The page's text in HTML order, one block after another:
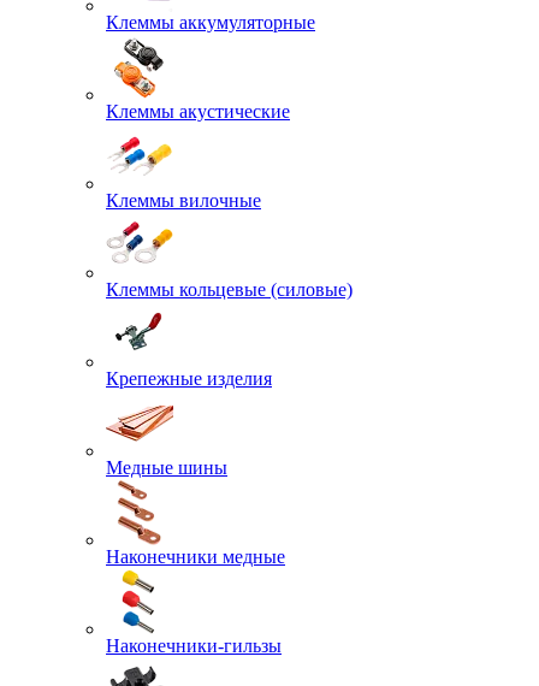
Клеммы аккумуляторные
Клеммы акустические
Клеммы вилочные
Клеммы кольцевые (силовые)
Крепежные изделия
Медные шины
Наконечники медные
Наконечники-гильзы